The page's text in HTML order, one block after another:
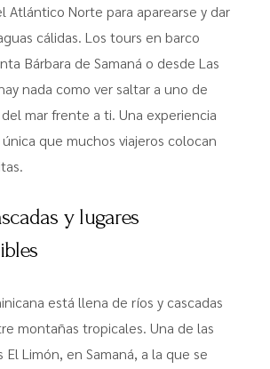
Atlántico Norte para aparearse y dar
cálidas. Los tours en barco
Bárbara de Samaná o desde Las
nada como ver saltar a uno de
mar frente a ti. Una experiencia
que muchos viajeros colocan
y lugares
está llena de ríos y cascadas
montañas tropicales. Una de las
El Limón, en Samaná, a la que se